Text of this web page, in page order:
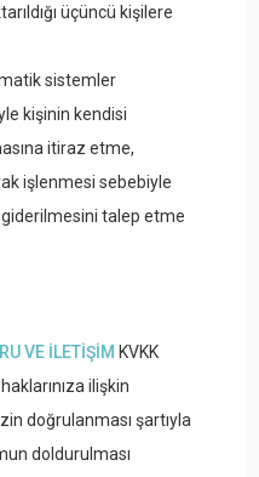
üçüncü kişilere
sistemler
kişinin kendisi
itiraz etme,
işlenmesi sebebiyle
talep etme
VE İLETİŞİM KVKK
ilişkin
doğrulanması şartıyla
doldurulması